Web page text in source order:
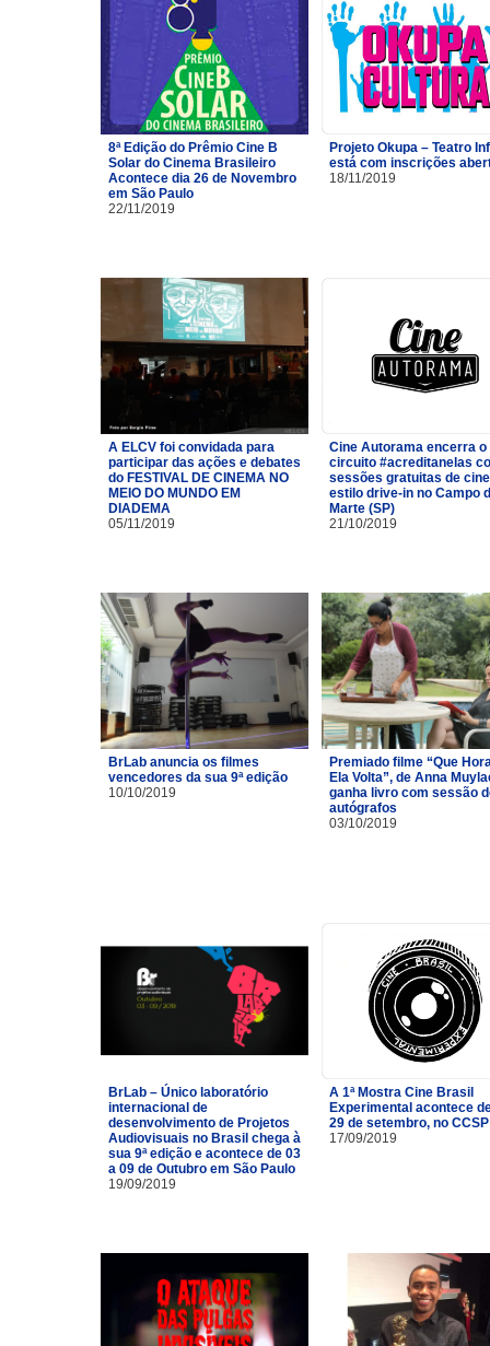
8ª Edição do Prêmio Cine B
Solar do Cinema Brasileiro
Acontece dia 26 de Novembro
em São Paulo
22/11/2019
Projeto Okupa – Teatro
está com inscrições
18/11/2019
A ELCV foi convidada para
participar das ações e debates
do FESTIVAL DE CINEMA NO
MEIO DO MUNDO EM
DIADEMA
05/11/2019
Cine Autorama encerra o
circuito #acreditanelas
sessões gratuitas de
estilo drive-in no Campo
Marte (SP)
21/10/2019
BrLab anuncia os filmes
vencedores da sua 9ª edição
10/10/2019
Premiado filme “Que
Ela Volta”, de Anna
ganha livro com sessão
autógrafos
03/10/2019
BrLab – Único laboratório
internacional de
desenvolvimento de Projetos
Audiovisuais no Brasil chega à
sua 9ª edição e acontece de 03
a 09 de Outubro em São Paulo
19/09/2019
A 1ª Mostra Cine Brasil
Experimental acontece
29 de setembro, no CCSP
17/09/2019